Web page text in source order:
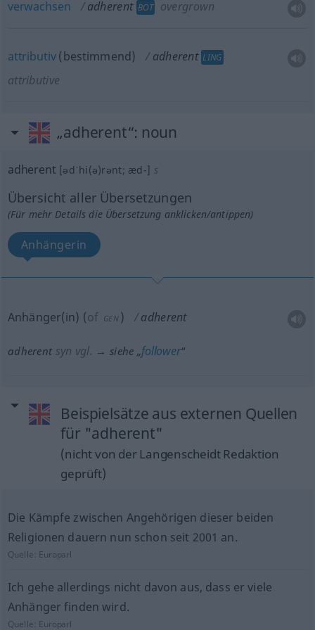
verwachsen adherent BOT overgrown
attributiv(bestimmend) adherent LING
attributive
„adherent“: noun
adherent [ədˈhi(ə)rənt; æd-] s
Übersicht aller Übersetzungen
(Für mehr Details die Übersetzung anklicken/antippen)
Anhängerin
Anhänger(in) (of GEN ) adherent
adherent syn vgl. → siehe „follower“
Beispielsätze aus externen Quellen
für "adherent"
(nicht von der Langenscheidt Redaktion
geprüft)
Die Kämpfe zwischen Angehörigen dieser beiden
Religionen dauern nun schon seit 2001 an.
Quelle: Europarl
Ich gehe allerdings nicht davon aus, dass er viele
Anhänger finden wird.
Quelle: Europarl